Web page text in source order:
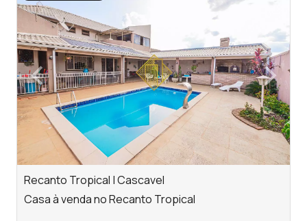
‹Previous ›
Next
Recanto Tropical | Cascavel
Casa à venda no Recanto Tropical